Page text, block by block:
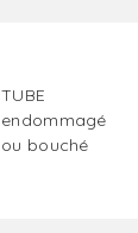
TUBE
endommagé
ou bouché